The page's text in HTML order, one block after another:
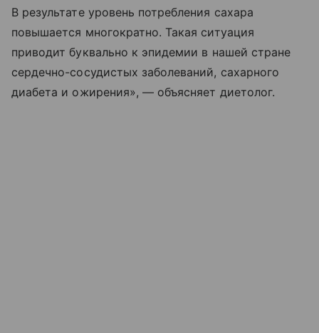
В результате уровень потребления сахара
повышается многократно. Такая ситуация
приводит буквально к эпидемии в нашей стране
сердечно-сосудистых заболеваний, сахарного
диабета и ожирения», — объясняет диетолог.